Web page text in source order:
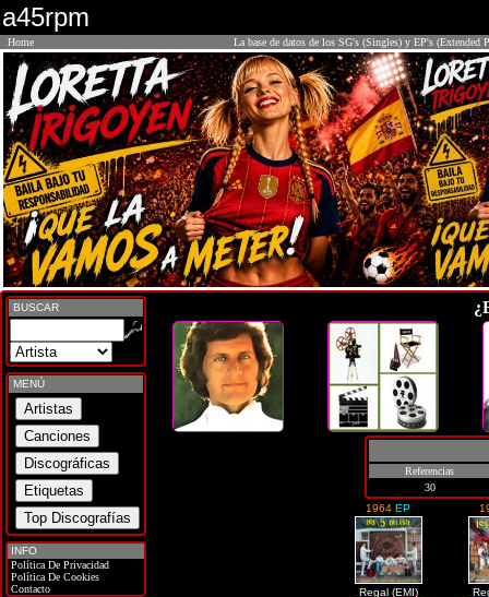
a45rpm
Home La base de datos de los SG's (Singles) y EP's (Extended
BUSCAR
MENÚ
INFO
Política De Privacidad
Política De Cookies
Contacto
Referencias
30
1964EP
Regal (EMI)